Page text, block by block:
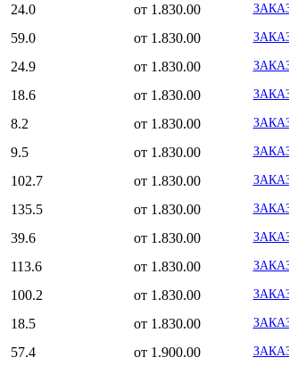
24.0 от 1.830.00
59.0 от 1.830.00
24.9 от 1.830.00
18.6 от 1.830.00
8.2 от 1.830.00
9.5 от 1.830.00
102.7 от 1.830.00
135.5 от 1.830.00
39.6 от 1.830.00
113.6 от 1.830.00
100.2 от 1.830.00
18.5 от 1.830.00
57.4 от 1.900.00